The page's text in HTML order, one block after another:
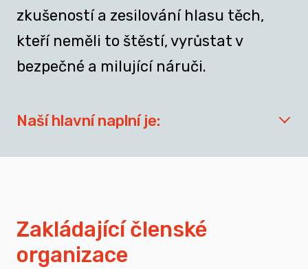
zkušeností a zesilování hlasu těch,
kteří neměli to štěstí, vyrůstat v
bezpečné a milující náruči.
Naší hlavní naplní je:
spojovat sílu hlasu nevládního sektoru v
Zakládající členské
organizace